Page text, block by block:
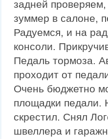
задней
зуммер в салоне,
Радуемся, и на
консоли.
Педаль тормоза.
проходит от
Очень бюджетно
площадки педали.
скрестил. Снял
швеллера и